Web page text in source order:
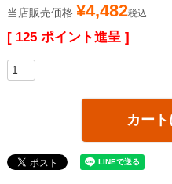
当店販売価格 ¥4,482税込
[ 125 ポイント進呈 ]
カー